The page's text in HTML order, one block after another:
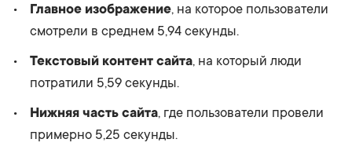
Главное изображение, на которое пользователи
смотрели в среднем 5,94 секунды.
Текстовый контент сайта, на который люди
потратили 5,59 секунды.
Нижняя часть сайта, где пользователи провели
примерно 5,25 секунды.